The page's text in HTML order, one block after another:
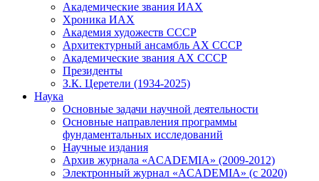
Академические звания ИАХ
Хроника ИАХ
Академия художеств СССР
Архитектурный ансамбль АХ СССР
Академические звания АХ СССР
Президенты
З.К. Церетели (1934-2025)
Наука
Основные задачи научной деятельности
Основные направления программы
фундаментальных исследований
Научные издания
Архив журнала «ACADEMIA» (2009-2012)
Электронный журнал «ACADEMIA» (с 2020)